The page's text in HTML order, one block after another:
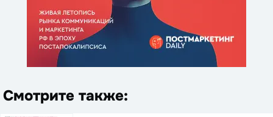
Смотрите также: